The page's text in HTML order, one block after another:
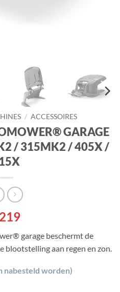
/ ACCESSOIRES
GARAGE
/ 315MK2 / 405X /
garage beschermt de
blootstelling aan regen en zon.
nabesteld worden)